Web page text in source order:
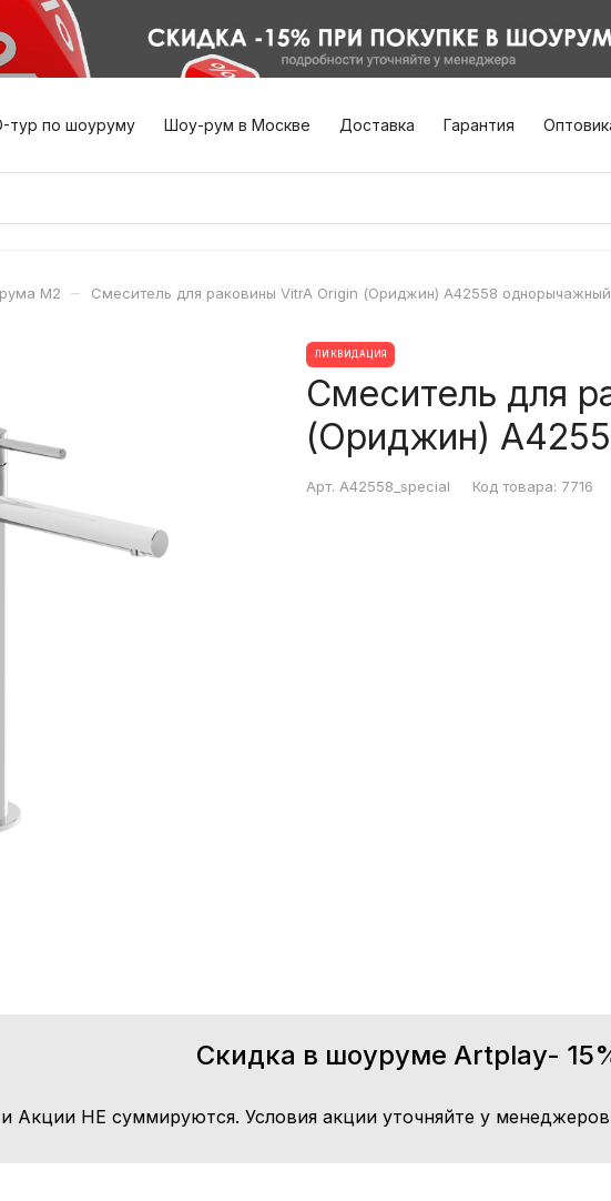
тур по шоуруму Шоу-рум в Москве Доставка Гарантия
М2 – Смеситель для раковины VitrA Origin (Ориджин) A42558
ЛИКВИДАЦИЯ
Смеситель для
(Ориджин)
Арт. A42558_special Код товара: 7716
Скидка в шоуруме Artplay-
Акции НЕ суммируются. Условия акции уточняйте у